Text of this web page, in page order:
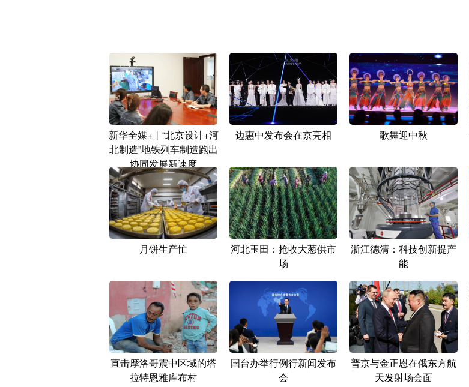
新华全媒+丨“北京设计+河
北制造”地铁列车制造跑出
协同发展新速度
边惠中发布会在京亮相 歌舞迎中秋
月饼生产忙
河北玉田：抢收大葱供市
场
浙江德清：科技创新提产
能
直击摩洛哥震中区域的塔
拉特恩雅库布村
国台办举行例行新闻发布
会
普京与金正恩在俄东方航
天发射场会面